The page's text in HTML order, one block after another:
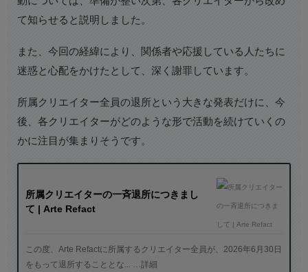
て知らせると説明しました。
また、今回の経緯により、関係者や応援している人たちに
迷惑と心配をかけたとして、深く謝罪しています。
所属クリエイター全員の退所という大きな発表だけに、今
後、各クリエイターがどのような形で活動を続けていくの
かに注目が集まりそうです。
所属クリエイターの一斉退所につきまし
て | Arte Refact
この度、Arte Refactに所属するクリエイター全員が、2026年6月30日
をもって退所することとな... …詳細